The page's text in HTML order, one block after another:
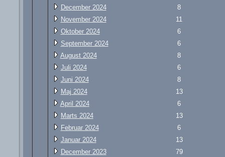
December 2024
8
November 2024
11
Oktober 2024
6
September 2024
6
August 2024
8
Juli 2024
6
Juni 2024
8
Maj 2024
13
April 2024
6
Marts 2024
13
Februar 2024
6
Januar 2024
13
December 2023
79